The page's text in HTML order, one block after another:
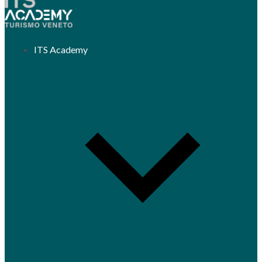
ITS Academy